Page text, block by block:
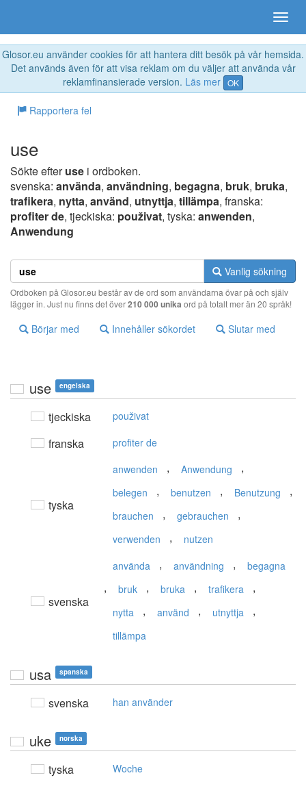
Glosor.eu använder cookies för att hantera ditt besök på vår hemsida.
Det används även för att visa reklam om du väljer att använda vår
reklamfinansierade version. Läs mer OK
Rapportera fel
use
Sökte efteruse i ordboken.
svenska: använda, användning, begagna, bruk, bruka,
trafikera, nytta, använd, utnyttja, tillämpa, franska:
profiter de, tjeckiska: použivat, tyska: anwenden,
Anwendung
Vanlig sökning
Ordboken på Glosor.eu består av de ord som användarna övar på och själv
lägger in. Just nu finns det över210 000 unika ord på totalt mer än 20 språk!
Börjar med Innehåller sökordet Slutar med
use engelska
tjeckiska použivat
franska profiter de
tyska
anwenden , Anwendung ,
belegen , benutzen , Benutzung ,
brauchen , gebrauchen ,
verwenden , nutzen
svenska
använda , användning , begagna
, bruk , bruka , trafikera ,
nytta , använd , utnyttja ,
tillämpa
usa spanska
svenska han använder
uke norska
tyska Woche